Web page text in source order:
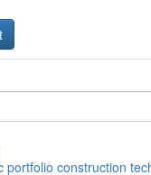
portfolio construction